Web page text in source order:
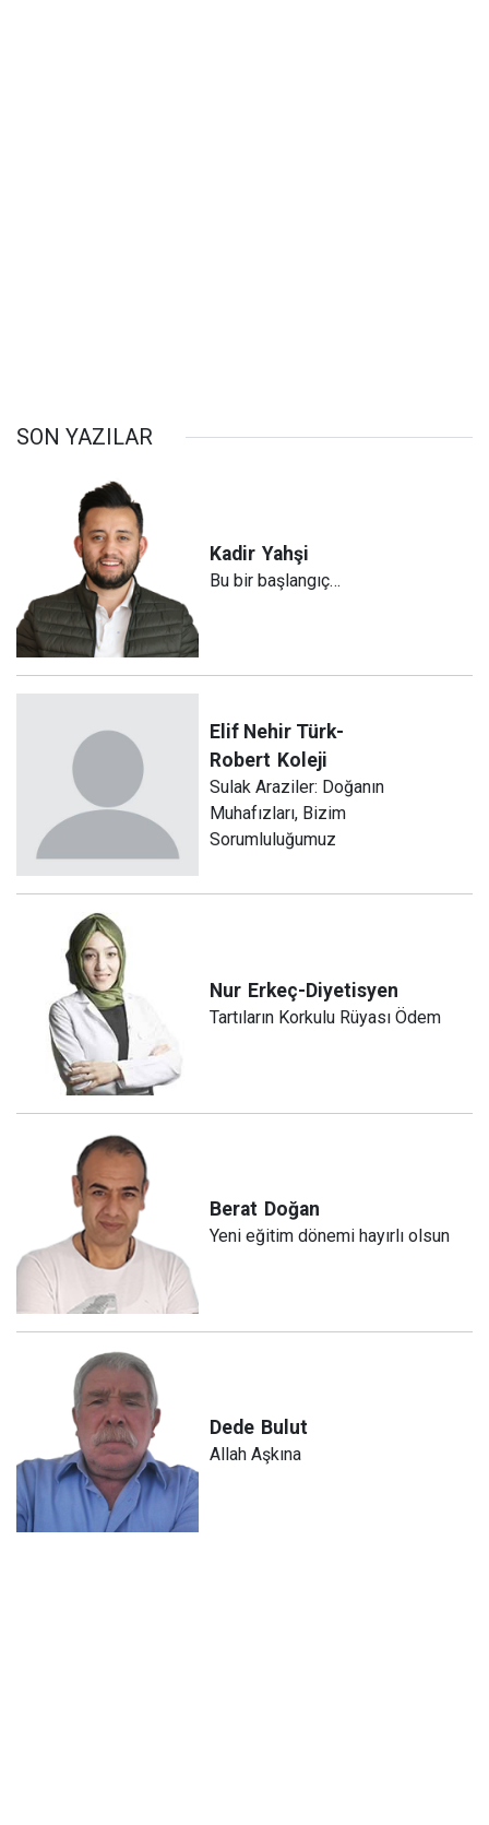
SON YAZILAR
Kadir Yahşi
Bu bir başlangıç…
Elif Nehir Türk-
Robert Koleji
Sulak Araziler: Doğanın
Muhafızları, Bizim
Sorumluluğumuz
Nur Erkeç-Diyetisyen
Tartıların Korkulu Rüyası Ödem
Berat Doğan
Yeni eğitim dönemi hayırlı olsun
Dede Bulut
Allah Aşkına